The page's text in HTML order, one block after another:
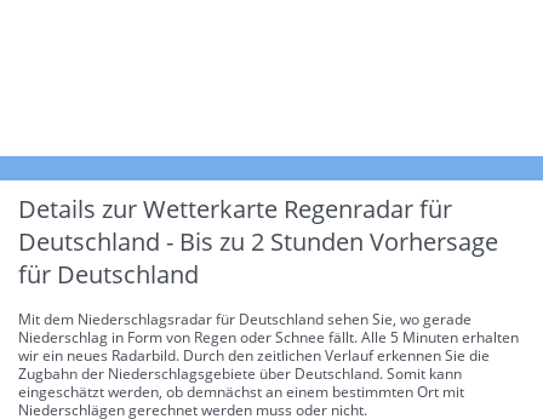
Details zur Wetterkarte Regenradar für
Deutschland - Bis zu 2 Stunden Vorhersage
für Deutschland
Mit dem Niederschlagsradar für Deutschland sehen Sie, wo gerade
Niederschlag in Form von Regen oder Schnee fällt. Alle 5 Minuten erhalten
wir ein neues Radarbild. Durch den zeitlichen Verlauf erkennen Sie die
Zugbahn der Niederschlagsgebiete über Deutschland. Somit kann
eingeschätzt werden, ob demnächst an einem bestimmten Ort mit
Niederschlägen gerechnet werden muss oder nicht.